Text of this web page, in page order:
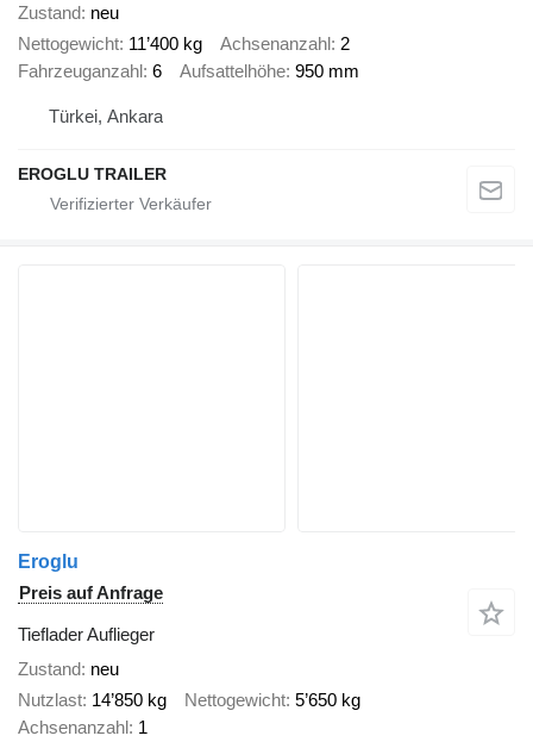
Zustand neu
Nettogewicht 11’400 kg Achsenanzahl
2
Fahrzeuganzahl
6 Aufsattelhöhe 950 mm
Türkei, Ankara
EROGLU TRAILER
Eroglu
Preis auf Anfrage
Tieflader Auflieger
Zustand neu
Nutzlast 14’850 kg Nettogewicht 5’650 kg
Achsenanzahl
1